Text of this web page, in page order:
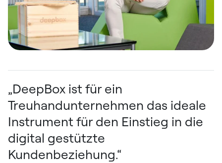
„DeepBox ist für ein
Treuhandunternehmen das ideale
Instrument für den Einstieg in die
digital gestützte
Kundenbeziehung.“